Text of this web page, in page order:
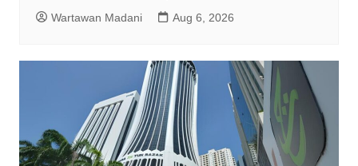
Wartawan Madani Aug 6, 2026